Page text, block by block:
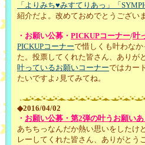
「よりみち♥みすてりあっ」
「
紹介だよ。改めておめでとうござい
・お願い公募・ PICKUPコーナー/叶
PICKUPコーナーで惜しくも叶わな
た。投票してくれた皆さん、ありが
叶っているお願いコーナーではカー
たいですよ♪見てみてね。
◆2016/04/02
・ お願い公募・第2弾の叶うお願い
あちちっなんだか熱い思いをした
レーしてくれた皆さん、ありがとう